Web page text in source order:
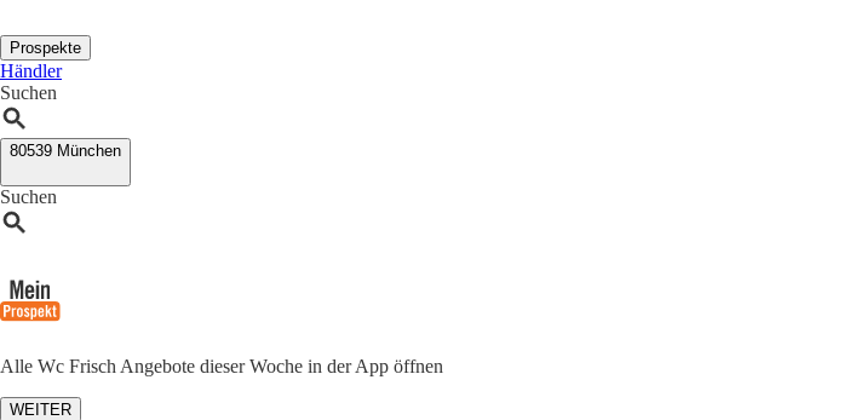
Prospekte
Händler
Suchen
80539 München
Suchen
Alle Wc Frisch Angebote dieser Woche in der App öffnen
WEITER